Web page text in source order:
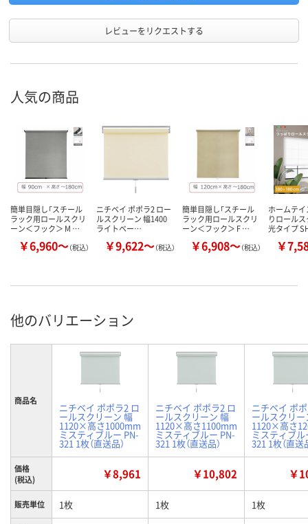
レビューをリクエストする
人気の商品
簡単目隠し「スチール
ラック用ロールスクリ
ーン＜フック＞ M …
￥6,960～（税込）
ニチベイ ポポラ2 ロー
ルスクリーン 幅1400
ライトベー…
￥9,622～（税込）
簡単目隠し「スチール
ラック用ロールスクリ
ーン＜フック＞ F …
￥6,908～（税込）
ホームテ
りロール
光タイプ
￥
他のバリエーション
商品名
ニチベイ ポポラ2 ロ
ールスクリーン 幅
1120×高さ1000mm
ミスティブルー PN-
321 1枚（直送品）
ニチベイ ポポラ2 ロ
ールスクリーン 幅
1120×高さ1100mm
ミスティブルー PN-
321 1枚（直送品）
ニチベイ ポ
ールスクリー
1120×高さ
ミスティブル
321 1枚（直送
価格
(税込)
￥8,961 ￥10,802 ￥
販売単位 1枚 1枚 1枚